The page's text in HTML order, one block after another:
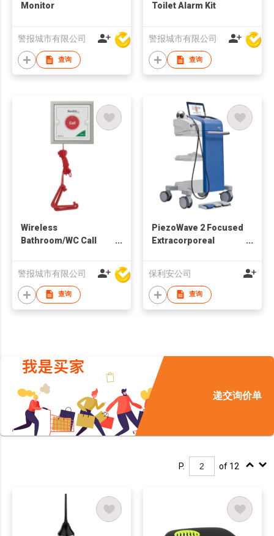
Monitor
警报城市有限公司
查询
Toilet Alarm Kit
警报城市有限公司
查询
Wireless
Bathroom/WC Call
警报城市有限公司
查询
PiezoWave 2 Focused
Extracorporeal
保利安公司
查询
递交询价单
P. of 12